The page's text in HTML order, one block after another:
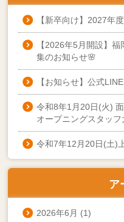
【新卒向け】2027年
【2026年5月開設】
集のお知らせ🌸
【お知らせ】公式
令和8年1月20日(火)
オープニングスタッフ
令和7年12月20日(土)
ア
2026年6月 (1)